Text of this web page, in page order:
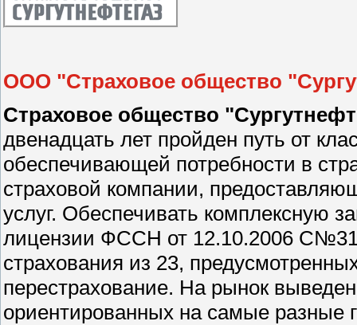
ООО "Страховое общество
Страховое общество
двенадцать лет пройден путь от
обеспечивающей потребности в
страховой компании,
услуг. Обеспечивать комплексную
лицензии ФССН от 12.10.2006
страхования из 23,
перестрахование. На рынок
ориентированных на самые разные